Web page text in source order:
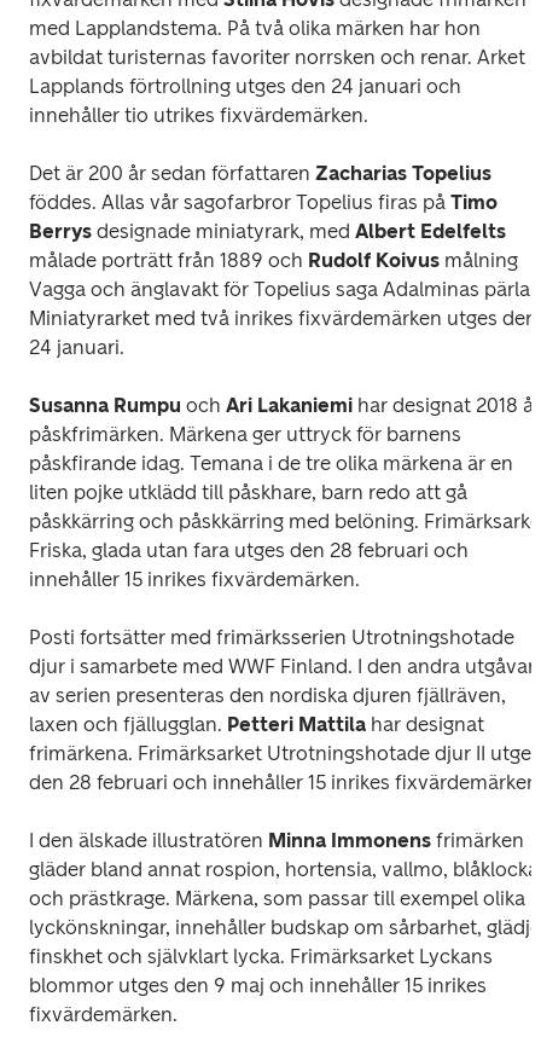
med Lapplandstema. På två olika märken har hon
Lapplands förtrollning utges den 24 januari och
innehåller tio utrikes fixvärdemärken.
Det är 200 år sedan författaren Zacharias Topelius
föddes. Allas vår sagofarbror Topelius firas på Timo
Berrys designade miniatyrark, med Albert Edelfelts
målade porträtt från 1889 och Rudolf Koivus
Vagga och änglavakt för Topelius saga
Miniatyrarket med två inrikes fixvärdemärken utges den
24 januari.
Susanna Rumpu och Ari Lakaniemi har designat 2018
påskfrimärken. Märkena ger uttryck för barnens
påskfirande idag. Temana i de tre olika märkena är en
liten pojke utklädd till påskhare, barn redo att gå
påskkärring och påskkärring med belöning.
Friska, glada utan fara utges den 28 februari och
innehåller 15 inrikes fixvärdemärken.
Posti fortsätter med frimärksserien Utrotningshotade
djur i samarbete med WWF Finland. I den andra utgåvan
av serien presenteras den nordiska djuren fjällräven,
laxen och fjällugglan. Petteri Mattila har designat
frimärkena. Frimärksarket Utrotningshotade djur II utges
den 28 februari och innehåller 15 inrikes
I den älskade illustratören Minna Immonens frimärken
gläder bland annat rospion, hortensia, vallmo, blåklocka
och prästkrage. Märkena, som passar till exempel olika
lyckönskningar, innehåller budskap om sårbarhet,
finskhet och självklart lycka. Frimärksarket Lyckans
blommor utges den 9 maj och innehåller 15 inrikes
fixvärdemärken.